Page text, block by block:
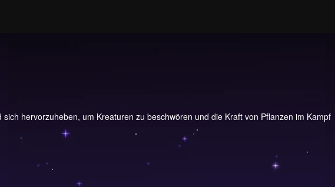
hervorzuheben, um Kreaturen zu beschwören und die Kraft von Pflanzen im Kampf